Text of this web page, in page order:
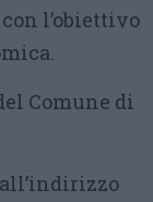
l’obiettivo
Comune di